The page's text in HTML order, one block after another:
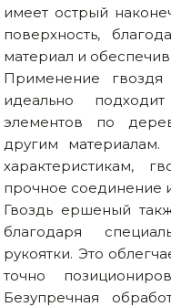
имеет острый
поверхность,
материал и
Применение
идеально
элементов по
другим материалам.
характеристикам,
прочное соединение
Гвоздь ершеный
благодаря
рукоятки. Это
точно
Безупречная